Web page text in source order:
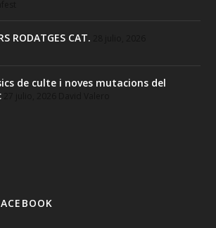
RODATGES CAT.
de culte i noves mutacions del